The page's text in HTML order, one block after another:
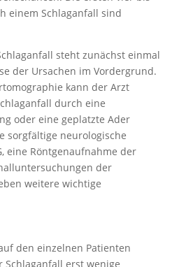
einem Schlaganfall sind
steht zunächst einmal
der Ursachen im Vordergrund.
kann der Arzt
durch eine
oder eine geplatzte Ader
sorgfältige neurologische
eine Röntgenaufnahme der
der
weitere wichtige
den einzelnen Patienten
Schlaganfall erst wenige